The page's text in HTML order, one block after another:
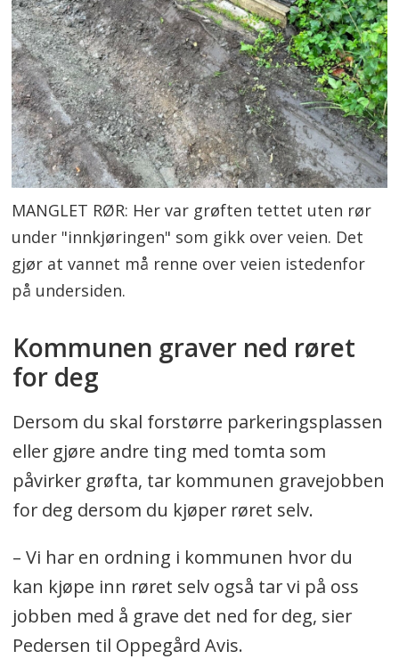
MANGLET RØR: Her var grøften tettet uten rør
under "innkjøringen" som gikk over veien. Det
gjør at vannet må renne over veien istedenfor
på undersiden.
Kommunen graver ned røret
for deg
Dersom du skal forstørre parkeringsplassen
eller gjøre andre ting med tomta som
påvirker grøfta, tar kommunen gravejobben
for deg dersom du kjøper røret selv.
– Vi har en ordning i kommunen hvor du
kan kjøpe inn røret selv også tar vi på oss
jobben med å grave det ned for deg, sier
Pedersen til Oppegård Avis.